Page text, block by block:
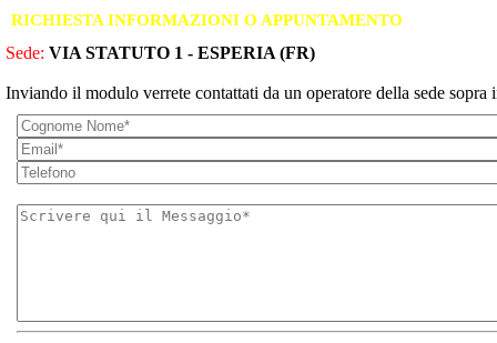
RICHIESTA INFORMAZIONI O APPUNTAMENTO
Sede: VIA STATUTO 1 - ESPERIA (FR)
Inviando il modulo verrete contattati da un operatore della sede sopra